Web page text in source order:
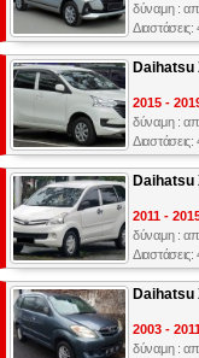
δύναμη :
Daihatsu
2015 -
δύναμη :
Daihatsu
2011 -
δύναμη :
Daihatsu
2003 -
δύναμη :